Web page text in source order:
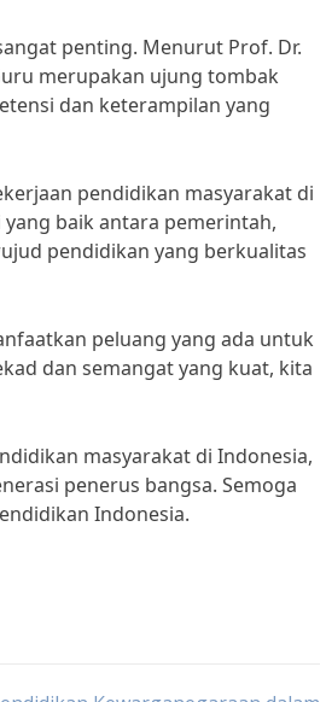
penting. Menurut Prof. Dr.
merupakan ujung tombak
dan keterampilan yang
pendidikan masyarakat di
baik antara pemerintah,
pendidikan yang berkualitas
peluang yang ada untuk
dan semangat yang kuat, kita
masyarakat di Indonesia,
penerus bangsa. Semoga
Indonesia.